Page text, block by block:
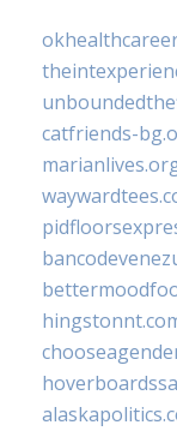
catfriends-